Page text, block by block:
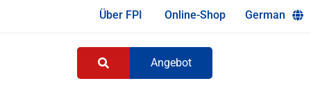
Über FPI Online-Shop German
Angebot